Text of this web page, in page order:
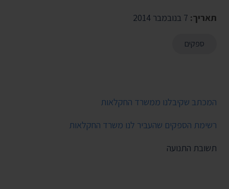
תאריך:
ספקים
המכתב שקיבלנו ממשרד החקלאות
רשימת הספקים שהעביר לנו משרד החקלאות
תשובת התנועה